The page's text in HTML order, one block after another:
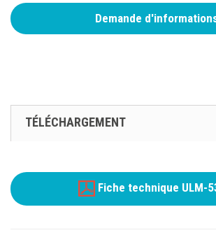
Demande
TÉLÉCHARGEMENT
Fiche technique ULM-